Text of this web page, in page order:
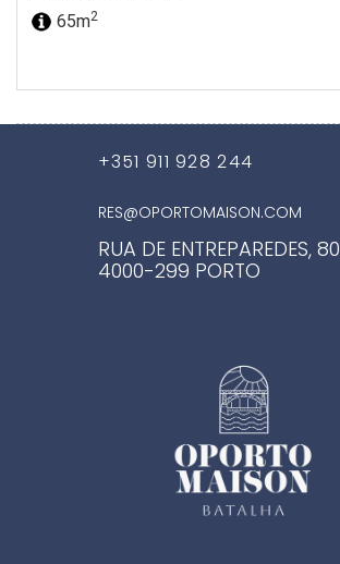
65m2
+351 911 928 244
RES@OPORTOMAISON.COM
RUA DE ENTREPAREDES, 80
4000-299 PORTO